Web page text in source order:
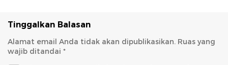
Tinggalkan Balasan
Alamat email Anda tidak akan dipublikasikan. Ruas yang
wajib ditandai *